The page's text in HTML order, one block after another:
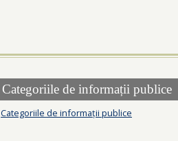
Categoriile de informații publice
Categoriile de informații publice